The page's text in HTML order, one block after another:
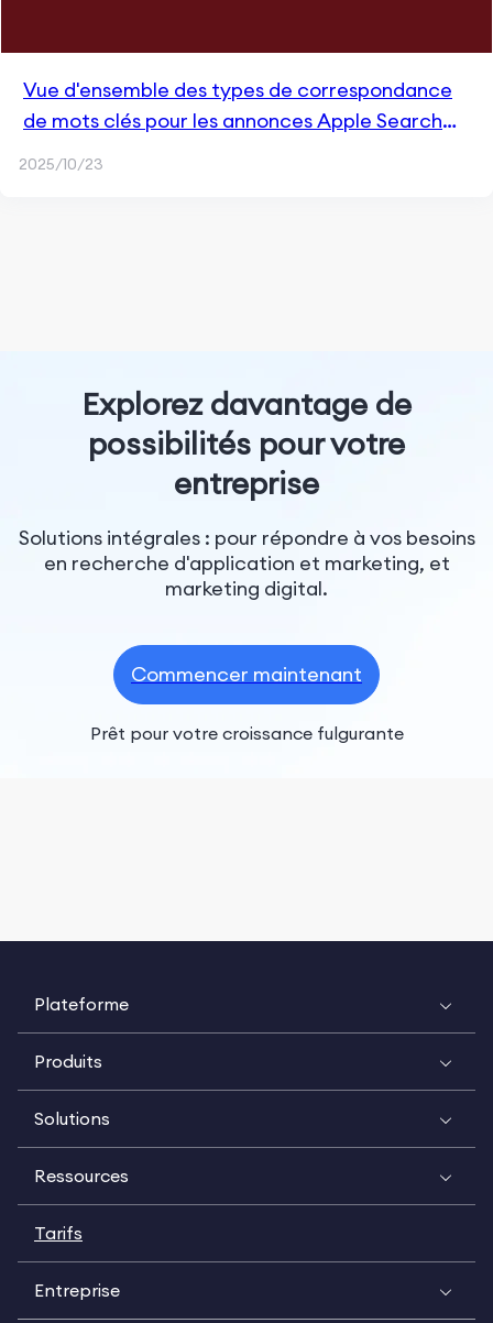
Vue d'ensemble des types de correspondance
de mots clés pour les annonces Apple Search
2025/10/23
Explorez davantage de
possibilités pour votre
entreprise
Solutions intégrales : pour répondre à vos besoins
en recherche d'application et marketing, et
marketing digital.
Commencer maintenant
Prêt pour votre croissance fulgurante
Plateforme
Produits
Solutions
Ressources
Tarifs
Entreprise